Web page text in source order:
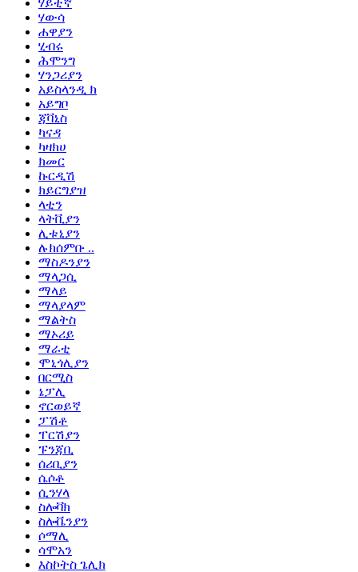
ሃይቲኛ
ሃውሳ
ሐዋያን
ሂብሩ
ሕሞንግ
ሃንጋሪያን
አይስላንዲ ክ
አይግቦ
ጃቫኒስ
ካናዳ
ካዛክሀ
ክመር
ኩርዲሽ
ክይርግያዝ
ላቲን
ላትቪያን
ሊቱኒያን
ሉክሰምቡ ..
ማስዶንያን
ማላጋሲ
ማላይ
ማላያላም
ማልትስ
ማኦሪይ
ማራቲ
ሞኒጎሊያን
በርሚስ
ኔፓሊ
ኖርወይኛ
ፓሽቶ
ፐርሽያን
ፑንጃቢ
ሰሪቢያን
ሴሶቶ
ሲንሃላ
ስሎቫክ
ስሎቬንያን
ሶማሊ
ሳሞአን
እስኮትስ ጌሊክ